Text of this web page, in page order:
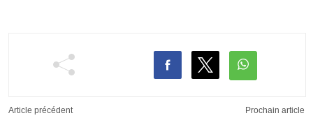
Article précédent Prochain article